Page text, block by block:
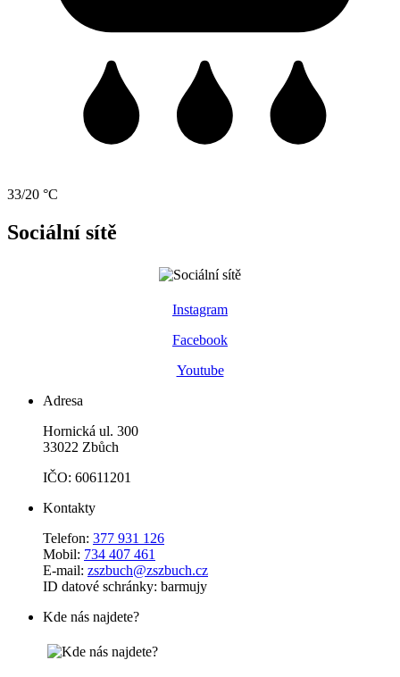
33/20 °C
Sociální sítě
Instagram
Facebook
Youtube
Adresa
Hornická ul. 300
33022 Zbůch
IČO: 60611201
Kontakty
Telefon: 377 931 126
Mobil: 734 407 461
E-mail: zszbuch@zszbuch.cz
ID datové schránky: barmujy
Kde nás najdete?